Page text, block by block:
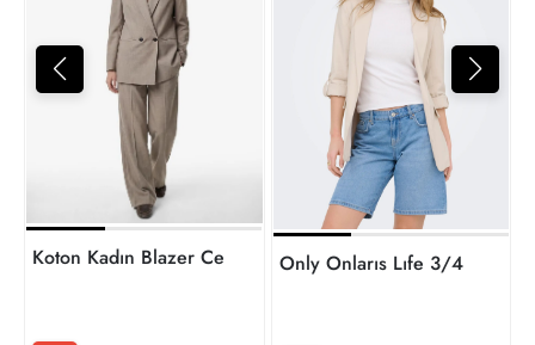
Koton Kadın Blazer Ceket 6SAK50016UWOnly Onlarıs Lıfe 3/4 Loose